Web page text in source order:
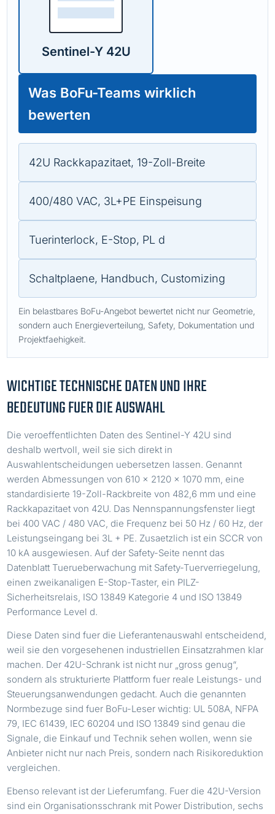
Sentinel-Y 42U
Was BoFu-Teams wirklich
bewerten
42U Rackkapazitaet, 19-Zoll-Breite
400/480 VAC, 3L+PE Einspeisung
Tuerinterlock, E-Stop, PL d
Schaltplaene, Handbuch, Customizing
Ein belastbares BoFu-Angebot bewertet nicht nur Geometrie,
sondern auch Energieverteilung, Safety, Dokumentation und
Projektfaehigkeit.
WICHTIGE TECHNISCHE DATEN UND IHRE
BEDEUTUNG FUER DIE AUSWAHL
Die veroeffentlichten Daten des Sentinel-Y 42U sind
deshalb wertvoll, weil sie sich direkt in
Auswahlentscheidungen uebersetzen lassen. Genannt
werden Abmessungen von 610 x 2120 x 1070 mm, eine
standardisierte 19-Zoll-Rackbreite von 482,6 mm und eine
Rackkapazitaet von 42U. Das Nennspannungsfenster liegt
bei 400 VAC / 480 VAC, die Frequenz bei 50 Hz / 60 Hz, der
Leistungseingang bei 3L + PE. Zusaetzlich ist ein SCCR von
10 kA ausgewiesen. Auf der Safety-Seite nennt das
Datenblatt Tuerueberwachung mit Safety-Tuerverriegelung,
einen zweikanaligen E-Stop-Taster, ein PILZ-
Sicherheitsrelais, ISO 13849 Kategorie 4 und ISO 13849
Performance Level d.
Diese Daten sind fuer die Lieferantenauswahl entscheidend,
weil sie den vorgesehenen industriellen Einsatzrahmen klar
machen. Der 42U-Schrank ist nicht nur „gross genug“,
sondern als strukturierte Plattform fuer reale Leistungs- und
Steuerungsanwendungen gedacht. Auch die genannten
Normbezuge sind fuer BoFu-Leser wichtig: UL 508A, NFPA
79, IEC 61439, IEC 60204 und ISO 13849 sind genau die
Signale, die Einkauf und Technik sehen wollen, wenn sie
Anbieter nicht nur nach Preis, sondern nach Risikoreduktion
vergleichen.
Ebenso relevant ist der Lieferumfang. Fuer die 42U-Version
sind ein Organisationsschrank mit Power Distribution, sechs